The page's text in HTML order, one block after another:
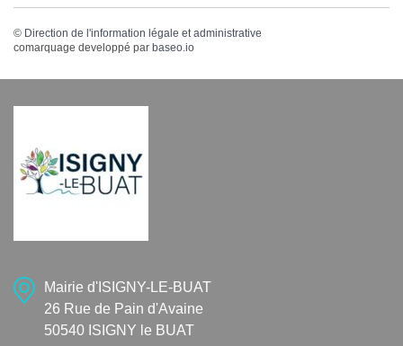
© Direction de l'information légale et administrative
comarquage developpé par baseo.io
Mairie d'ISIGNY-LE-BUAT
26 Rue de Pain d'Avaine
50540 ISIGNY le BUAT